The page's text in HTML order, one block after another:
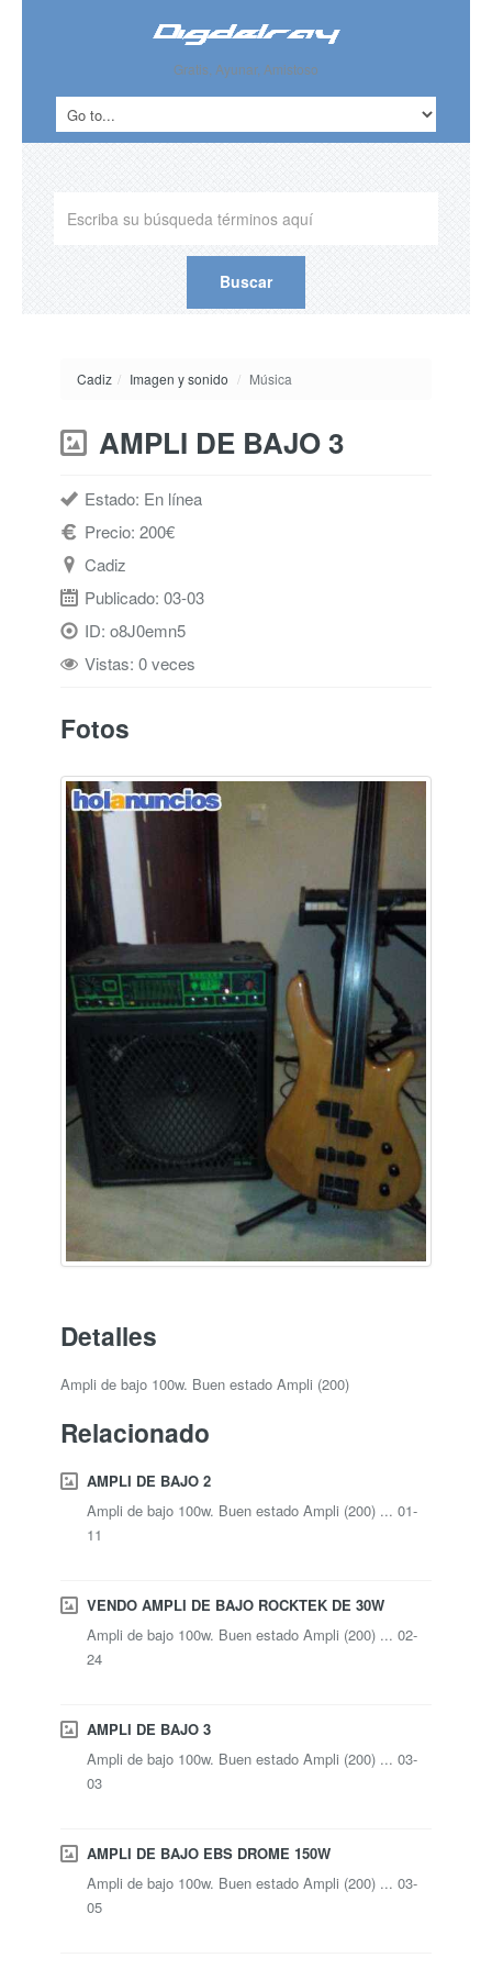
Gratis, Ayunar, Amistoso
Cadiz / Imagen y sonido / Música
AMPLI DE BAJO 3
Estado: En línea
Precio: 200€
Cadiz
Publicado: 03-03
ID: o8J0emn5
Vistas: 0 veces
Fotos
Detalles
Ampli de bajo 100w. Buen estado Ampli (200)
Relacionado
AMPLI DE BAJO 2
Ampli de bajo 100w. Buen estado Ampli (200) ... 01-
11
VENDO AMPLI DE BAJO ROCKTEK DE 30W
Ampli de bajo 100w. Buen estado Ampli (200) ... 02-
24
AMPLI DE BAJO 3
Ampli de bajo 100w. Buen estado Ampli (200) ... 03-
03
AMPLI DE BAJO EBS DROME 150W
Ampli de bajo 100w. Buen estado Ampli (200) ... 03-
05